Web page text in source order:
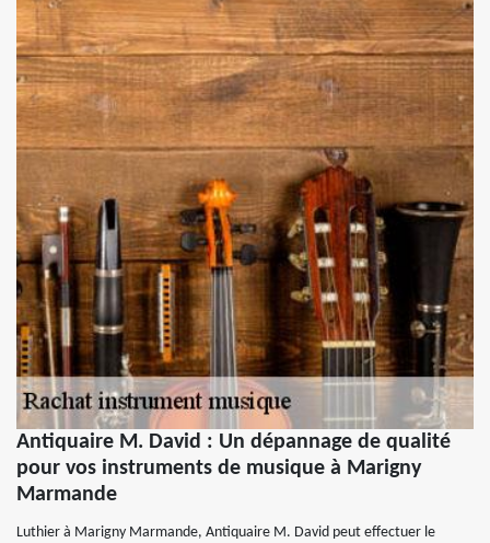
Antiquaire M. David : Un dépannage de qualité
pour vos instruments de musique à Marigny
Marmande
Luthier à Marigny Marmande, Antiquaire M. David peut effectuer le